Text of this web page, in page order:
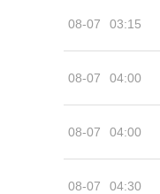
08-07 03:15
08-07 04:00
08-07 04:00
08-07 04:30